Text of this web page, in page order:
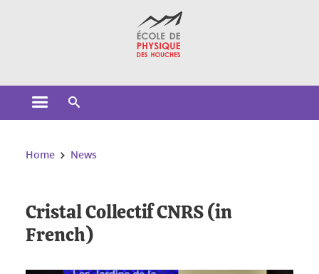
Open the main menu
You are here:
Home News
Cristal Collectif CNRS (in
French)